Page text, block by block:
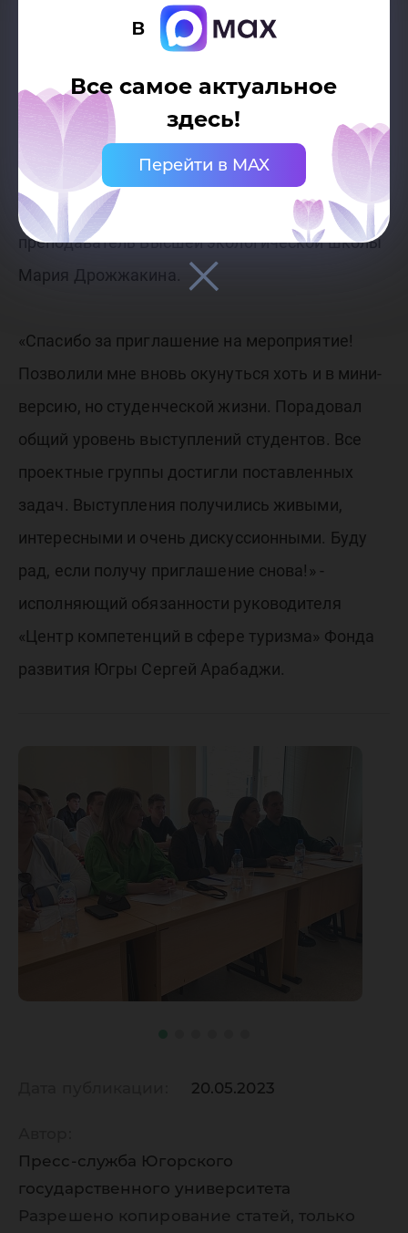
в
Все самое актуальное
здесь!
Перейти в MAX
Результаты порадовали своим содержанием,
современным подходом, новым видением и
интересными решениями. Такой опыт работы
позволит на постоянной основе развивать
взаимодействие между студенческим
сообществом, государственным и бизнес
сектором» - рассказала старший
преподаватель Высшей экологической школы
Мария Дрожжакина.
«Спасибо за приглашение на мероприятие!
Позволили мне вновь окунуться хоть и в мини-
версию, но студенческой жизни. Порадовал
общий уровень выступлений студентов. Все
проектные группы достигли поставленных
задач. Выступления получились живыми,
интересными и очень дискуссионными. Буду
рад, если получу приглашение снова!» -
исполняющий обязанности руководителя
«Центр компетенций в сфере туризма» Фонда
развития Югры Сергей Арабаджи.
20.05.2023
Пресс-служба Югорского
государственного университета
Разрешено копирование статей, только